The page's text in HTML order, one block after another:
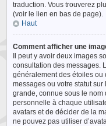
traduction. Vous trouverez
(voir le lien en bas de page).
Haut
Comment afficher une
Il peut y avoir deux images
consultation des messages.
généralement des étoiles ou
messages ou votre statut
grande, connue sous le nom
personnelle à chaque
avatars et de décider de la
ne pouvez pas utiliser